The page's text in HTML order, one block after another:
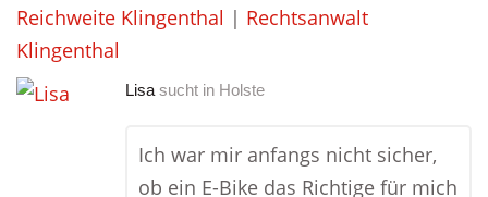
Reichweite Klingenthal | Rechtsanwalt
Klingenthal
Lisa sucht in Holste
Ich war mir anfangs nicht sicher,
ob ein E-Bike das Richtige für mich